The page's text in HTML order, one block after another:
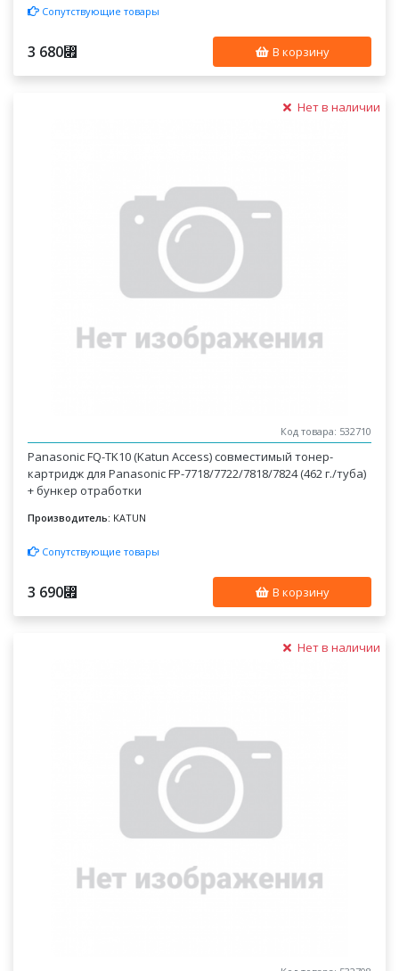
Сопутствующие товары
3 680⃏ В корзину
Нет в наличии
Код товара: 532710
Panasonic FQ-TK10 (Katun Access) совместимый тонер-
картридж для Panasonic FP-7718/7722/7818/7824 (462 г./туба)
+ бункер отработки
Производитель: KATUN
Сопутствующие товары
3 690⃏ В корзину
Нет в наличии